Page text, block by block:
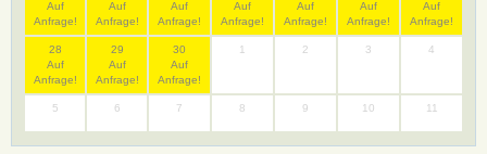
Auf
Anfrage!
Auf
Anfrage!
Auf
Anfrage!
Auf
Anfrage!
Auf
Anfrage!
Auf
Anfrage!
Auf
Anfrage!
28
Auf
Anfrage!
29
Auf
Anfrage!
30
Auf
Anfrage!
1 2 3 4
5 6 7 8 9 10 11